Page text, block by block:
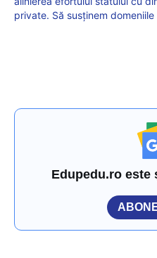
private. Să susținem
Edupedu.ro este